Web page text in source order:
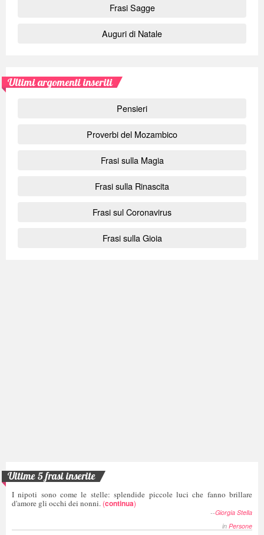
Frasi Sagge
Auguri di Natale
Ultimi argomenti inseriti
Pensieri
Proverbi del Mozambico
Frasi sulla Magia
Frasi sulla Rinascita
Frasi sul Coronavirus
Frasi sulla Gioia
Ultime 5 frasi inserite
I nipoti sono come le stelle: splendide piccole luci che fanno brillare
d'amore gli occhi dei nonni. (continua)
--Giorgia Stella
in Persone